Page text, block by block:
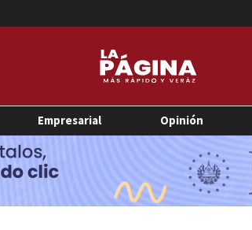
Empresarial Opinión